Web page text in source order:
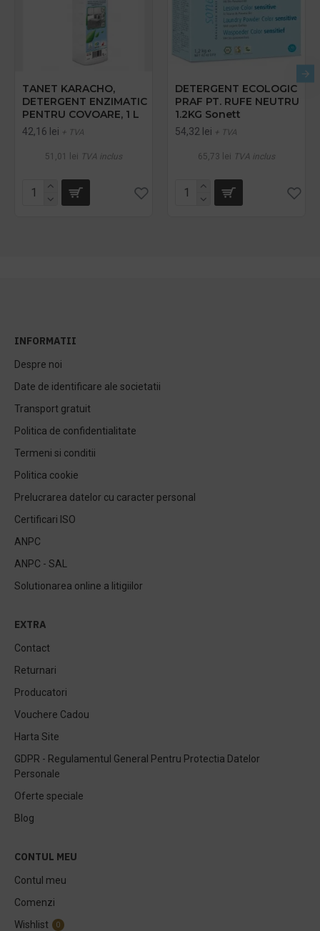
TANET KARACHO,
DETERGENT ENZIMATIC
PENTRU COVOARE, 1 L
42,16 lei + TVA
51,01 lei TVA inclus
DETERGENT ECOLOGIC
PRAF PT. RUFE NEUTRU
1.2KG Sonett
54,32 lei + TVA
65,73 lei TVA inclus
INFORMATII
Despre noi
Date de identificare ale societatii
Transport gratuit
Politica de confidentialitate
Termeni si conditii
Politica cookie
Prelucrarea datelor cu caracter personal
Certificari ISO
ANPC
ANPC - SAL
Solutionarea online a litigiilor
EXTRA
Contact
Returnari
Producatori
Vouchere Cadou
Harta Site
GDPR - Regulamentul General Pentru Protectia Datelor
Personale
Oferte speciale
Blog
CONTUL MEU
Contul meu
Comenzi
Wishlist
0